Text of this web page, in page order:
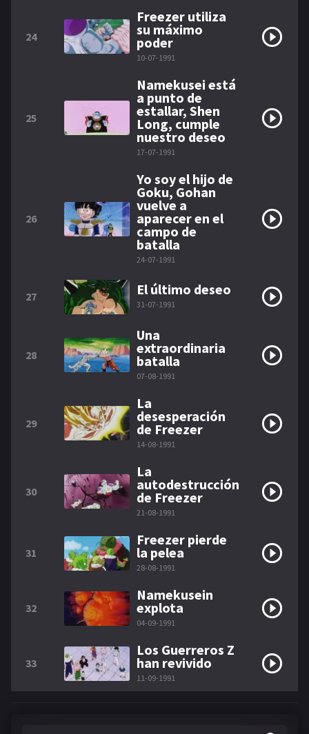
24
Freezer utiliza
su máximo
poder
10-07-1991
25
Namekusei está
a punto de
estallar, Shen
Long, cumple
nuestro deseo
17-07-1991
26
Yo soy el hijo de
Goku, Gohan
vuelve a
aparecer en el
campo de
batalla
24-07-1991
27 El último deseo
31-07-1991
28
Una
extraordinaria
batalla
07-08-1991
29
La
desesperación
de Freezer
14-08-1991
30
La
autodestrucción
de Freezer
21-08-1991
31
Freezer pierde
la pelea
28-08-1991
32
Namekusein
explota
04-09-1991
33
Los Guerreros Z
han revivido
11-09-1991